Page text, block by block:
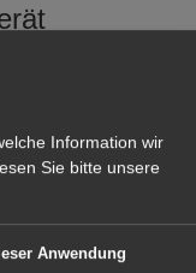
Dach
aus
die Person
Information wir
Sie bitte unsere
Anwendung